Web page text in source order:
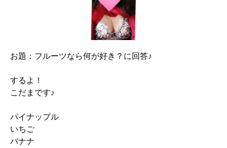
お題：フルーツなら何が好き？に回答♪
するよ！
こだまです♪
パイナップル
いちご
バナナ